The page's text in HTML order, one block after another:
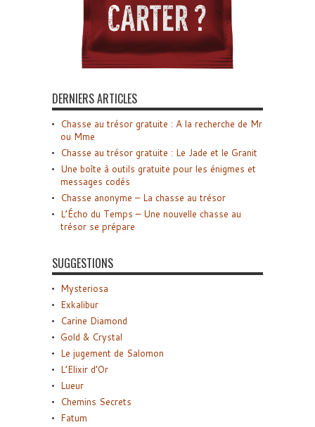
DERNIERS ARTICLES
Chasse au trésor gratuite : A la recherche de Mr
ou Mme
Chasse au trésor gratuite : Le Jade et le Granit
Une boîte à outils gratuite pour les énigmes et
messages codés
Chasse anonyme – La chasse au trésor
L’Écho du Temps – Une nouvelle chasse au
trésor se prépare
SUGGESTIONS
Mysteriosa
Exkalibur
Carine Diamond
Gold & Crystal
Le jugement de Salomon
L’Elixir d’Or
Lueur
Chemins Secrets
Fatum